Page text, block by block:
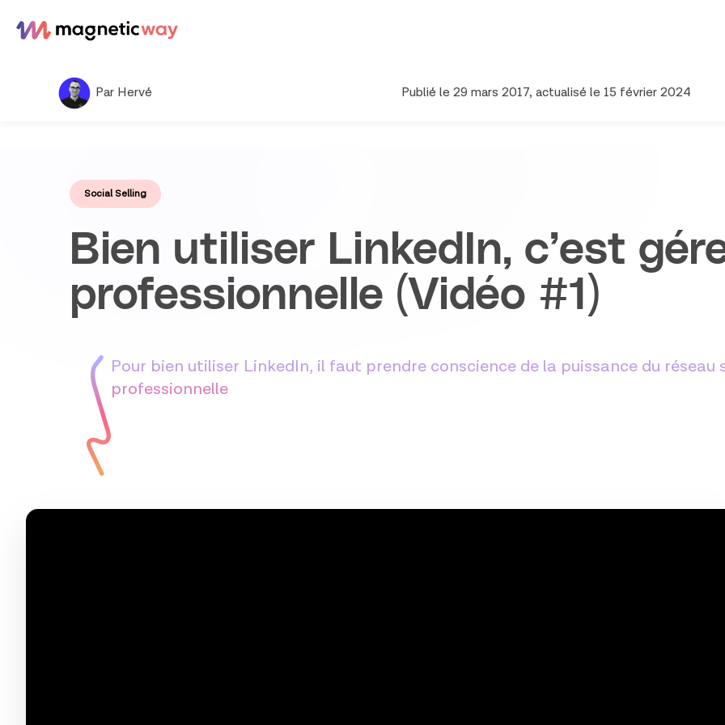
Par Hervé Publié le 29 mars 2017, actualisé le 15 février 2024
Social Selling
Bien utiliser LinkedIn, c’est
professionnelle (Vidéo #1)
Pour bien utiliser LinkedIn, il faut prendre conscience de la puissance du réseau
professionnelle